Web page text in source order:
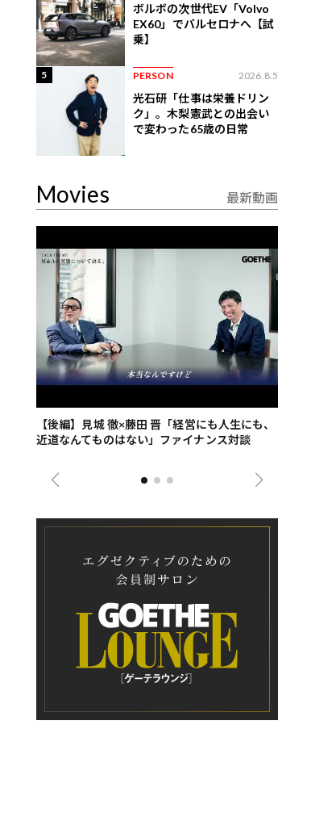
ボルボの次世代EV「Volvo
EX60」でバルセロナへ【試
乗】
5 PERSON 2026.8.5
光石研「仕事は栄養ドリン
ク」。木梨憲武との出会い
で変わった65歳の日常
Movies 最新動画
【後編】見城 徹×藤田 晋「経営にも人生にも、
近道なんてものはない」ファイナンス対談